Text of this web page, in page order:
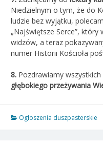
Niedzielnym o tym, że do
ludzie bez wyjątku,
„Najświętsze Serce”, który
widzów, a teraz
numer Historii Kościoła
8. Pozdrawiamy
głębokiego przeżywania
Ogłoszenia duszpasterskie